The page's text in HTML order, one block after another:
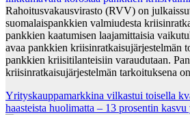
Rahoitusvakausvirasto (RVV) on
suomalaispankkien valmiudesta
pankkien kaatumisen laajamittaisia
avaa pankkien kriisinratkaisujärjestelmän
pankkien kriisitilanteisiin varaudutaan.
kriisinratkaisujärjestelmän tarkoituksena
Yrityskauppamarkkina vilkastui toisella
haasteista huolimatta – 13 prosentin